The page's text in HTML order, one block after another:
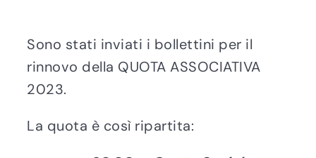
Sono stati inviati i bollettini per il
rinnovo della QUOTA ASSOCIATIVA
2023.
La quota è così ripartita: